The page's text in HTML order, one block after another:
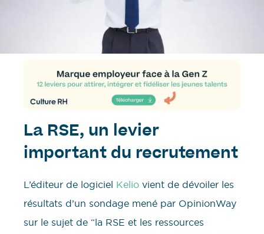
La RSE, un levier
important du recrutement
L’éditeur de logiciel Kelio vient de dévoiler les
résultats d’un sondage mené par OpinionWay
sur le sujet de “la RSE et les ressources